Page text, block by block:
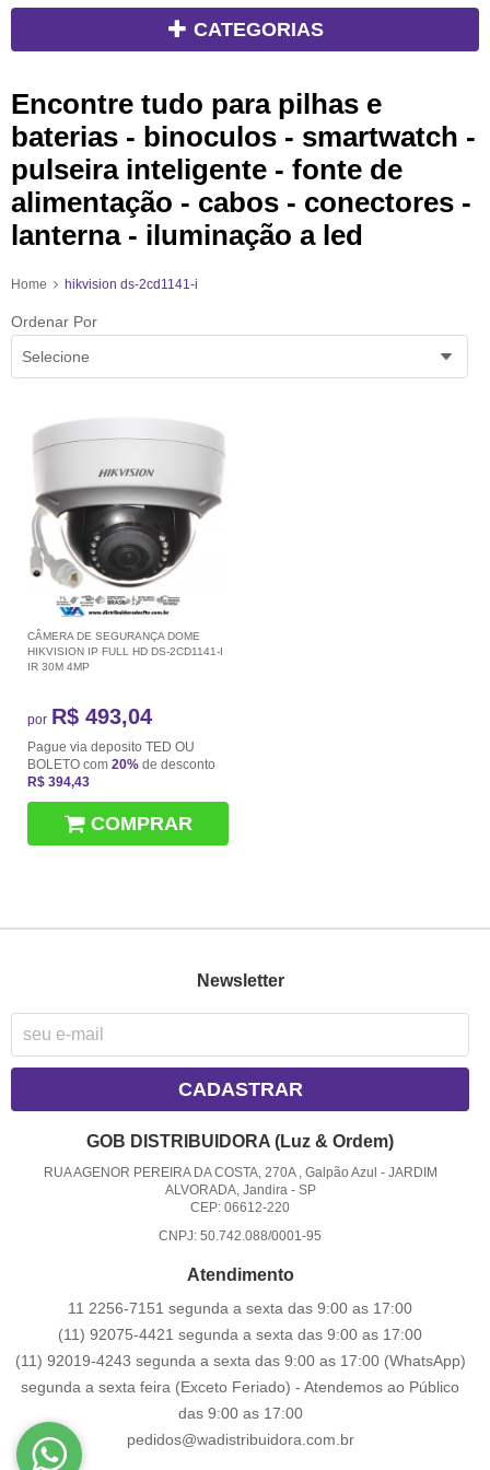
CATEGORIAS
Encontre tudo para pilhas e
baterias - binoculos - smartwatch -
pulseira inteligente - fonte de
alimentação - cabos - conectores -
lanterna - iluminação a led
Home hikvision ds-2cd1141-i
Ordenar Por
Selecione
CÂMERA DE SEGURANÇA DOME
HIKVISION IP FULL HD DS-2CD1141-I
IR 30M 4MP
por R$ 493,04
Pague via deposito TED OU
BOLETO com 20% de desconto
R$ 394,43
COMPRAR
Newsletter
CADASTRAR
GOB DISTRIBUIDORA (Luz & Ordem)
RUA AGENOR PEREIRA DA COSTA, 270A , Galpão Azul - JARDIM
ALVORADA, Jandira - SP
CEP: 06612-220
CNPJ: 50.742.088/0001-95
Atendimento
11 2256-7151 segunda a sexta das 9:00 as 17:00
(11) 92075-4421 segunda a sexta das 9:00 as 17:00
(11) 92019-4243 segunda a sexta das 9:00 as 17:00 (WhatsApp)
segunda a sexta feira (Exceto Feriado) - Atendemos ao Público
das 9:00 as 17:00
pedidos@wadistribuidora.com.br